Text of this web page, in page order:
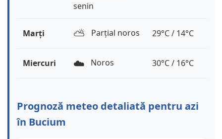
senin
Marți ⛅️ Parțial noros 29°C / 14°C
Miercuri ☁️ Noros 30°C / 16°C
Prognoză meteo detaliată pentru azi
în Bucium